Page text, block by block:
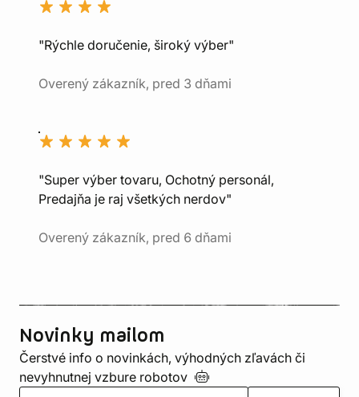
"Rýchle doručenie, široký výber"
Overený zákazník, pred 3 dňami
"Super výber tovaru, Ochotný personál,
Predajňa je raj všetkých nerdov"
Overený zákazník, pred 6 dňami
Novinky mailom
Čerstvé info o novinkách, výhodných zľavách či
nevyhnutnej vzbure robotov